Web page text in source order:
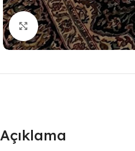
Resmi Büyüt
Açıklama